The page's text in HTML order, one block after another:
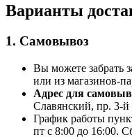
Варианты
1. Самовывоз
Вы можете забрать
или из магазинов-
Адрес для
Славянский, пр. 3-
График работы
пт с 8:00 до 16:00.